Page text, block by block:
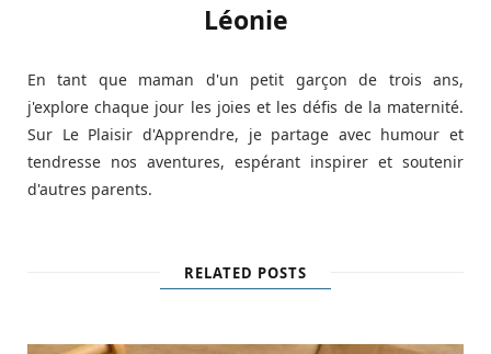
Léonie
En tant que maman d'un petit garçon de trois ans,
j'explore chaque jour les joies et les défis de la maternité.
Sur Le Plaisir d'Apprendre, je partage avec humour et
tendresse nos aventures, espérant inspirer et soutenir
d'autres parents.
RELATED POSTS